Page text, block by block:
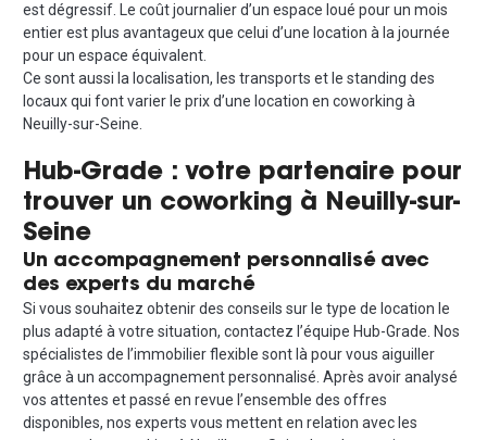
est dégressif. Le coût journalier d’un espace loué pour un mois
entier est plus avantageux que celui d’une location à la journée
pour un espace équivalent.
Ce sont aussi la localisation, les transports et le standing des
locaux qui font varier le prix d’une location en coworking à
Neuilly-sur-Seine.
Hub-Grade : votre partenaire pour
trouver un coworking à Neuilly-sur-
Seine
Un accompagnement personnalisé avec
des experts du marché
Si vous souhaitez obtenir des conseils sur le type de location le
plus adapté à votre situation, contactez l’équipe Hub-Grade. Nos
spécialistes de l’immobilier flexible sont là pour vous aiguiller
grâce à un accompagnement personnalisé. Après avoir analysé
vos attentes et passé en revue l’ensemble des offres
disponibles, nos experts vous mettent en relation avec les